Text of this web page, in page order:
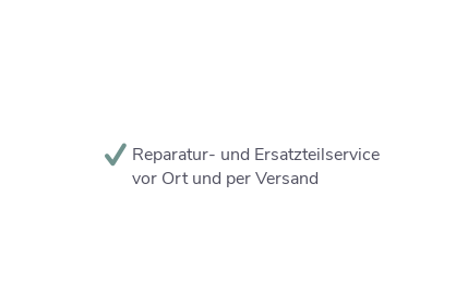
Reparatur- und Ersatzteilservice
vor Ort und per Versand